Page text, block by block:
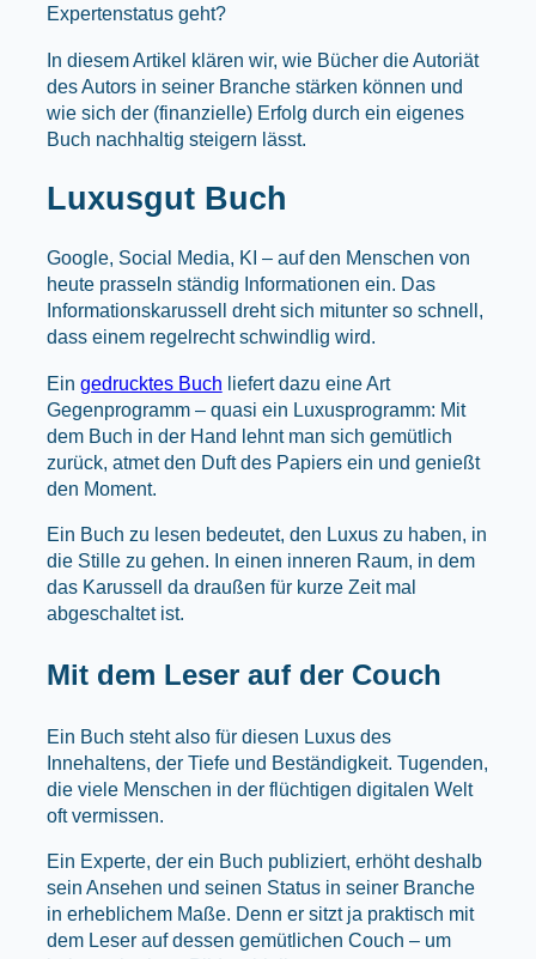
Expertenstatus geht?
In diesem Artikel klären wir, wie Bücher die Autoriät
des Autors in seiner Branche stärken können und
wie sich der (finanzielle) Erfolg durch ein eigenes
Buch nachhaltig steigern lässt.
Luxusgut Buch
Google, Social Media, KI – auf den Menschen von
heute prasseln ständig Informationen ein. Das
Informationskarussell dreht sich mitunter so schnell,
dass einem regelrecht schwindlig wird.
Ein gedrucktes Buch liefert dazu eine Art
Gegenprogramm – quasi ein Luxusprogramm: Mit
dem Buch in der Hand lehnt man sich gemütlich
zurück, atmet den Duft des Papiers ein und genießt
den Moment.
Ein Buch zu lesen bedeutet, den Luxus zu haben, in
die Stille zu gehen. In einen inneren Raum, in dem
das Karussell da draußen für kurze Zeit mal
abgeschaltet ist.
Mit dem Leser auf der Couch
Ein Buch steht also für diesen Luxus des
Innehaltens, der Tiefe und Beständigkeit. Tugenden,
die viele Menschen in der flüchtigen digitalen Welt
oft vermissen.
Ein Experte, der ein Buch publiziert, erhöht deshalb
sein Ansehen und seinen Status in seiner Branche
in erheblichem Maße. Denn er sitzt ja praktisch mit
dem Leser auf dessen gemütlichen Couch – um